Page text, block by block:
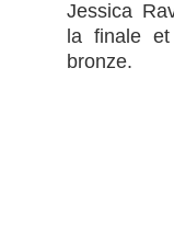
Jessica
la finale
bronze.